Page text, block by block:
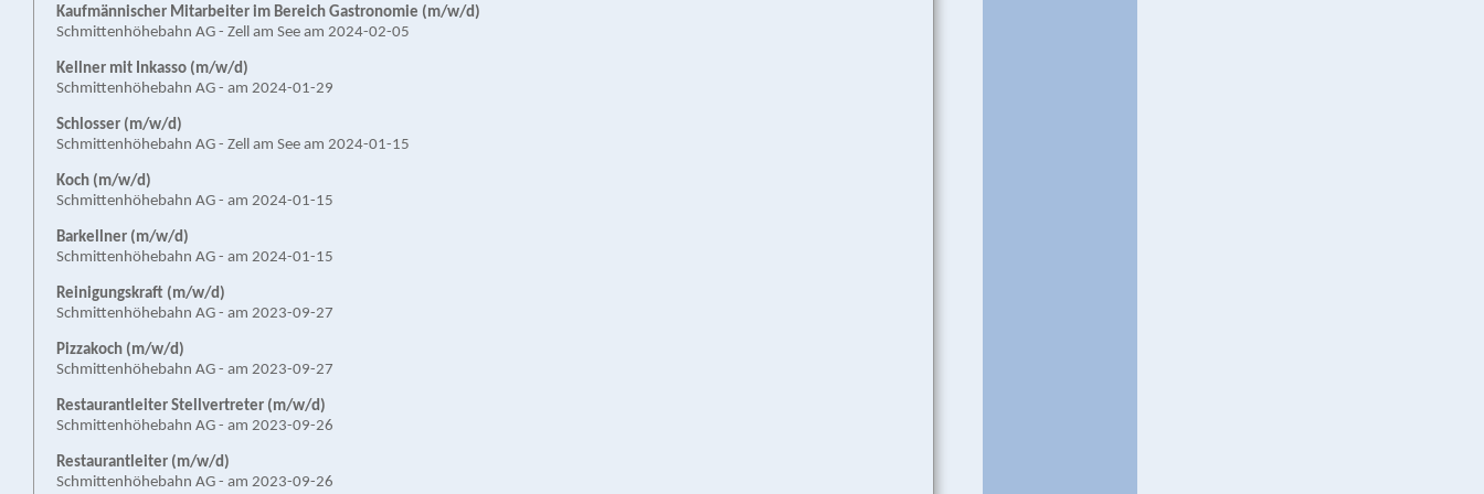
Kaufmännischer Mitarbeiter im Bereich Gastronomie (m/w/d)
Schmittenhöhebahn AG - Zell am See am 2024-02-05
Kellner mit Inkasso (m/w/d)
Schmittenhöhebahn AG - am 2024-01-29
Schlosser (m/w/d)
Schmittenhöhebahn AG - Zell am See am 2024-01-15
Koch (m/w/d)
Schmittenhöhebahn AG - am 2024-01-15
Barkellner (m/w/d)
Schmittenhöhebahn AG - am 2024-01-15
Reinigungskraft (m/w/d)
Schmittenhöhebahn AG - am 2023-09-27
Pizzakoch (m/w/d)
Schmittenhöhebahn AG - am 2023-09-27
Restaurantleiter Stellvertreter (m/w/d)
Schmittenhöhebahn AG - am 2023-09-26
Restaurantleiter (m/w/d)
Schmittenhöhebahn AG - am 2023-09-26